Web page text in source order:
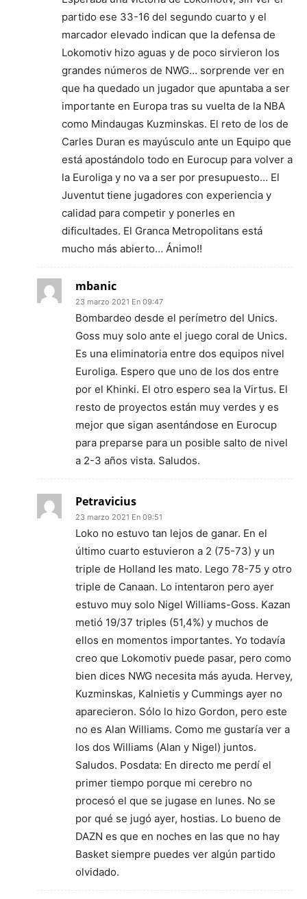
partido ese 33-16 del segundo cuarto y el
marcador elevado indican que la defensa de
Lokomotiv hizo aguas y de poco sirvieron los
grandes números de NWG… sorprende ver en
que ha quedado un jugador que apuntaba a ser
importante en Europa tras su vuelta de la NBA
como Mindaugas Kuzminskas. El reto de los de
Carles Duran es mayúsculo ante un Equipo que
está apostándolo todo en Eurocup para volver a
la Euroliga y no va a ser por presupuesto… El
Juventut tiene jugadores con experiencia y
calidad para competir y ponerles en
dificultades. El Granca Metropolitans está
mucho más abierto… Ánimo!!
mbanic
23 marzo 2021 En 09:47
Bombardeo desde el perímetro del Unics.
Goss muy solo ante el juego coral de Unics.
Es una eliminatoria entre dos equipos nivel
Euroliga. Espero que uno de los dos entre
por el Khinki. El otro espero sea la Virtus. El
resto de proyectos están muy verdes y es
mejor que sigan asentándose en Eurocup
para preparse para un posible salto de nivel
a 2-3 años vista. Saludos.
Petravicius
23 marzo 2021 En 09:51
Loko no estuvo tan lejos de ganar. En el
último cuarto estuvieron a 2 (75-73) y un
triple de Holland les mato. Lego 78-75 y otro
triple de Canaan. Lo intentaron pero ayer
estuvo muy solo Nigel Williams-Goss. Kazan
metió 19/37 triples (51,4%) y muchos de
ellos en momentos importantes. Yo todavía
creo que Lokomotiv puede pasar, pero como
bien dices NWG necesita más ayuda. Hervey,
Kuzminskas, Kalnietis y Cummings ayer no
aparecieron. Sólo lo hizo Gordon, pero este
no es Alan Williams. Como me gustaría ver a
los dos Williams (Alan y Nigel) juntos.
Saludos. Posdata: En directo me perdí el
primer tiempo porque mi cerebro no
procesó el que se jugase en lunes. No se
por qué se jugó ayer, hostias. Lo bueno de
DAZN es que en noches en las que no hay
Basket siempre puedes ver algún partido
olvidado.